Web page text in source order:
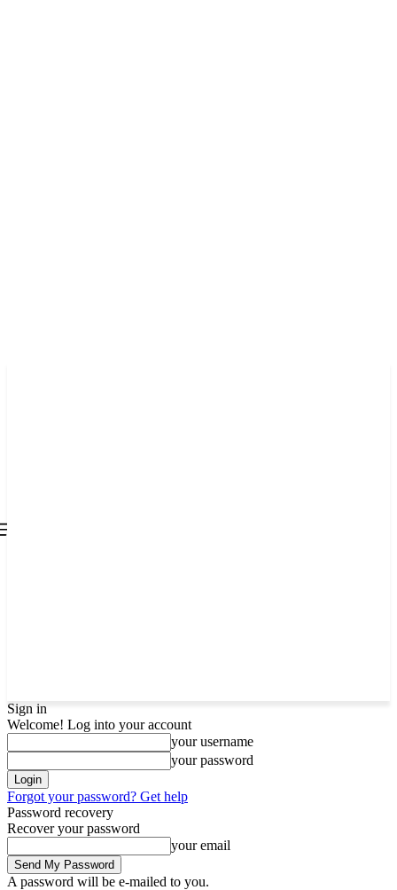
Sign in
Welcome! Log into your account
your username
your password
Forgot your password? Get help
Password recovery
Recover your password
your email
A password will be e-mailed to you.